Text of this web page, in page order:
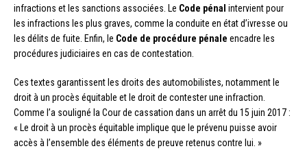
infractions et les sanctions associées. Le Code pénal intervient pour
les infractions les plus graves, comme la conduite en état d’ivresse ou
les délits de fuite. Enfin, le Code de procédure pénale encadre les
procédures judiciaires en cas de contestation.
Ces textes garantissent les droits des automobilistes, notamment le
droit à un procès équitable et le droit de contester une infraction.
Comme l’a souligné la Cour de cassation dans un arrêt du 15 juin 2017 :
« Le droit à un procès équitable implique que le prévenu puisse avoir
accès à l’ensemble des éléments de preuve retenus contre lui. »